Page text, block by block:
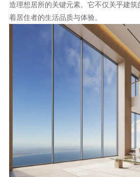
新视界
造理想居所的关键元素。它不仅关乎建
着居住者的生活品质与体验。